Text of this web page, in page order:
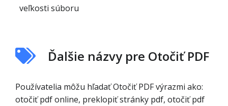
veľkosti súboru
Ďalšie názvy pre Otočiť PDF
Používatelia môžu hľadať Otočiť PDF výrazmi ako:
otočiť pdf online, preklopiť stránky pdf, otočiť pdf